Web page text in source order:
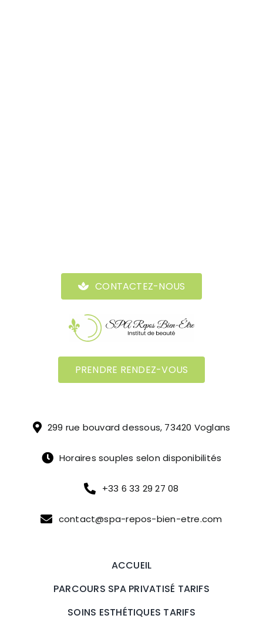
CONTACTEZ-NOUS
PRENDRE RENDEZ-VOUS
299 rue bouvard dessous, 73420 Voglans
Horaires souples selon disponibilités
+33 6 33 29 27 08
contact@spa-repos-bien-etre.com
ACCUEIL
PARCOURS SPA PRIVATISÉ TARIFS
SOINS ESTHÉTIQUES TARIFS